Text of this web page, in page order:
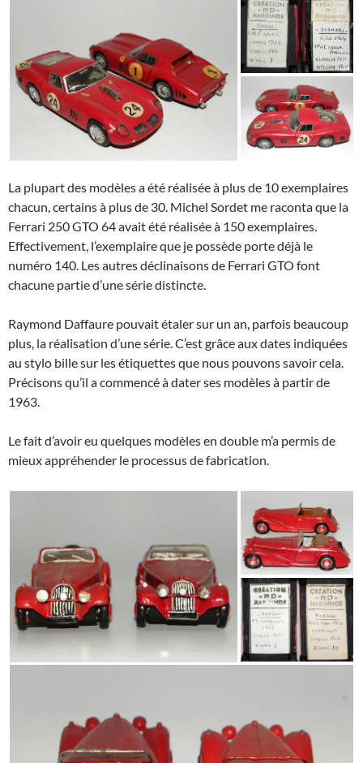
La plupart des modèles a été réalisée à plus de 10 exemplaires
chacun, certains à plus de 30. Michel Sordet me raconta que la
Ferrari 250 GTO 64 avait été réalisée à 150 exemplaires.
Effectivement, l’exemplaire que je possède porte déjà le
numéro 140. Les autres déclinaisons de Ferrari GTO font
chacune partie d’une série distincte.
Raymond Daffaure pouvait étaler sur un an, parfois beaucoup
plus, la réalisation d’une série. C’est grâce aux dates indiquées
au stylo bille sur les étiquettes que nous pouvons savoir cela.
Précisons qu’il a commencé à dater ses modèles à partir de
1963.
Le fait d’avoir eu quelques modèles en double m’a permis de
mieux appréhender le processus de fabrication.